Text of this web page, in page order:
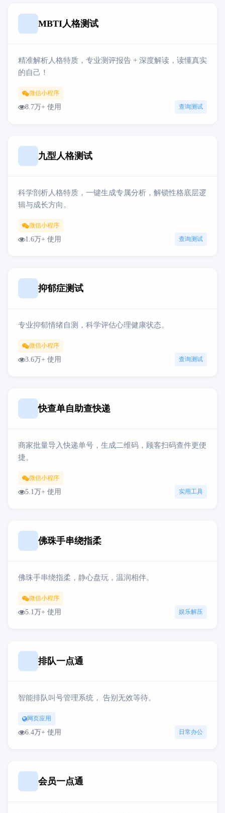
MBTI人格测试
精准解析人格特质，专业测评报告 + 深度解读，读懂真实
的自己！
微信小程序
8.7万+ 使用 查询测试
九型人格测试
科学剖析人格特质，一键生成专属分析，解锁性格底层逻
辑与成长方向。
微信小程序
1.6万+ 使用 查询测试
抑郁症测试
专业抑郁情绪自测，科学评估心理健康状态。
微信小程序
3.6万+ 使用 查询测试
快查单自助查快递
商家批量导入快递单号，生成二维码，顾客扫码查件更便
捷。
微信小程序
5.1万+ 使用 实用工具
佛珠手串绕指柔
佛珠手串绕指柔，静心盘玩，温润相伴。
微信小程序
5.1万+ 使用 娱乐解压
排队一点通
智能排队叫号管理系统， 告别无效等待。
网页应用
6.4万+ 使用 日常办公
会员一点通